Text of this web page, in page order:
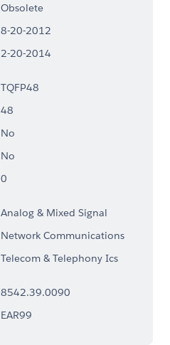
Obsolete
8-20-2012
2-20-2014
TQFP48
48
No
No
0
Analog & Mixed Signal
Network Communications
Telecom & Telephony Ics
8542.39.0090
EAR99